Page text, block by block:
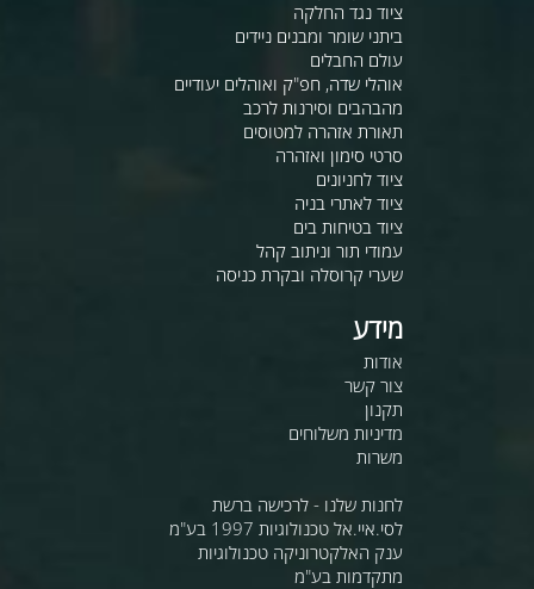
ציוד נגד החלקה
ביתני שומר ומבנים ניידים
עולם החבלים
אוהלי שדה, חפ"ק ואוהלים יעודיים
מהבהבים וסירנות לרכב
תאורת אזהרה למטוסים
סרטי סימון ואזהרה
ציוד לחניונים
ציוד לאתרי בניה
ציוד בטיחות בים
עמודי תור וניתוב קהל
שערי קרוסלה ובקרת כניסה
מידע
אודות
צור קשר
תקנון
מדיניות משלוחים
משרות
לחנות שלנו - לרכישה ברשת
לסי.איי.אל טכנולוגיות 1997 בע"מ
ענק האלקטרוניקה טכנולוגיות
מתקדמות בע"מ